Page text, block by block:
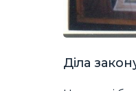
Діла